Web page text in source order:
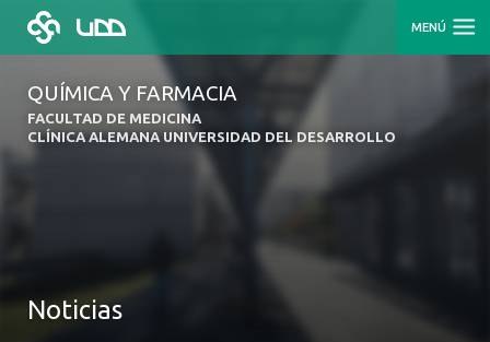
MENÚ
QUÍMICA Y FARMACIA
FACULTAD DE MEDICINA
CLÍNICA ALEMANA UNIVERSIDAD DEL DESARROLLO
Noticias